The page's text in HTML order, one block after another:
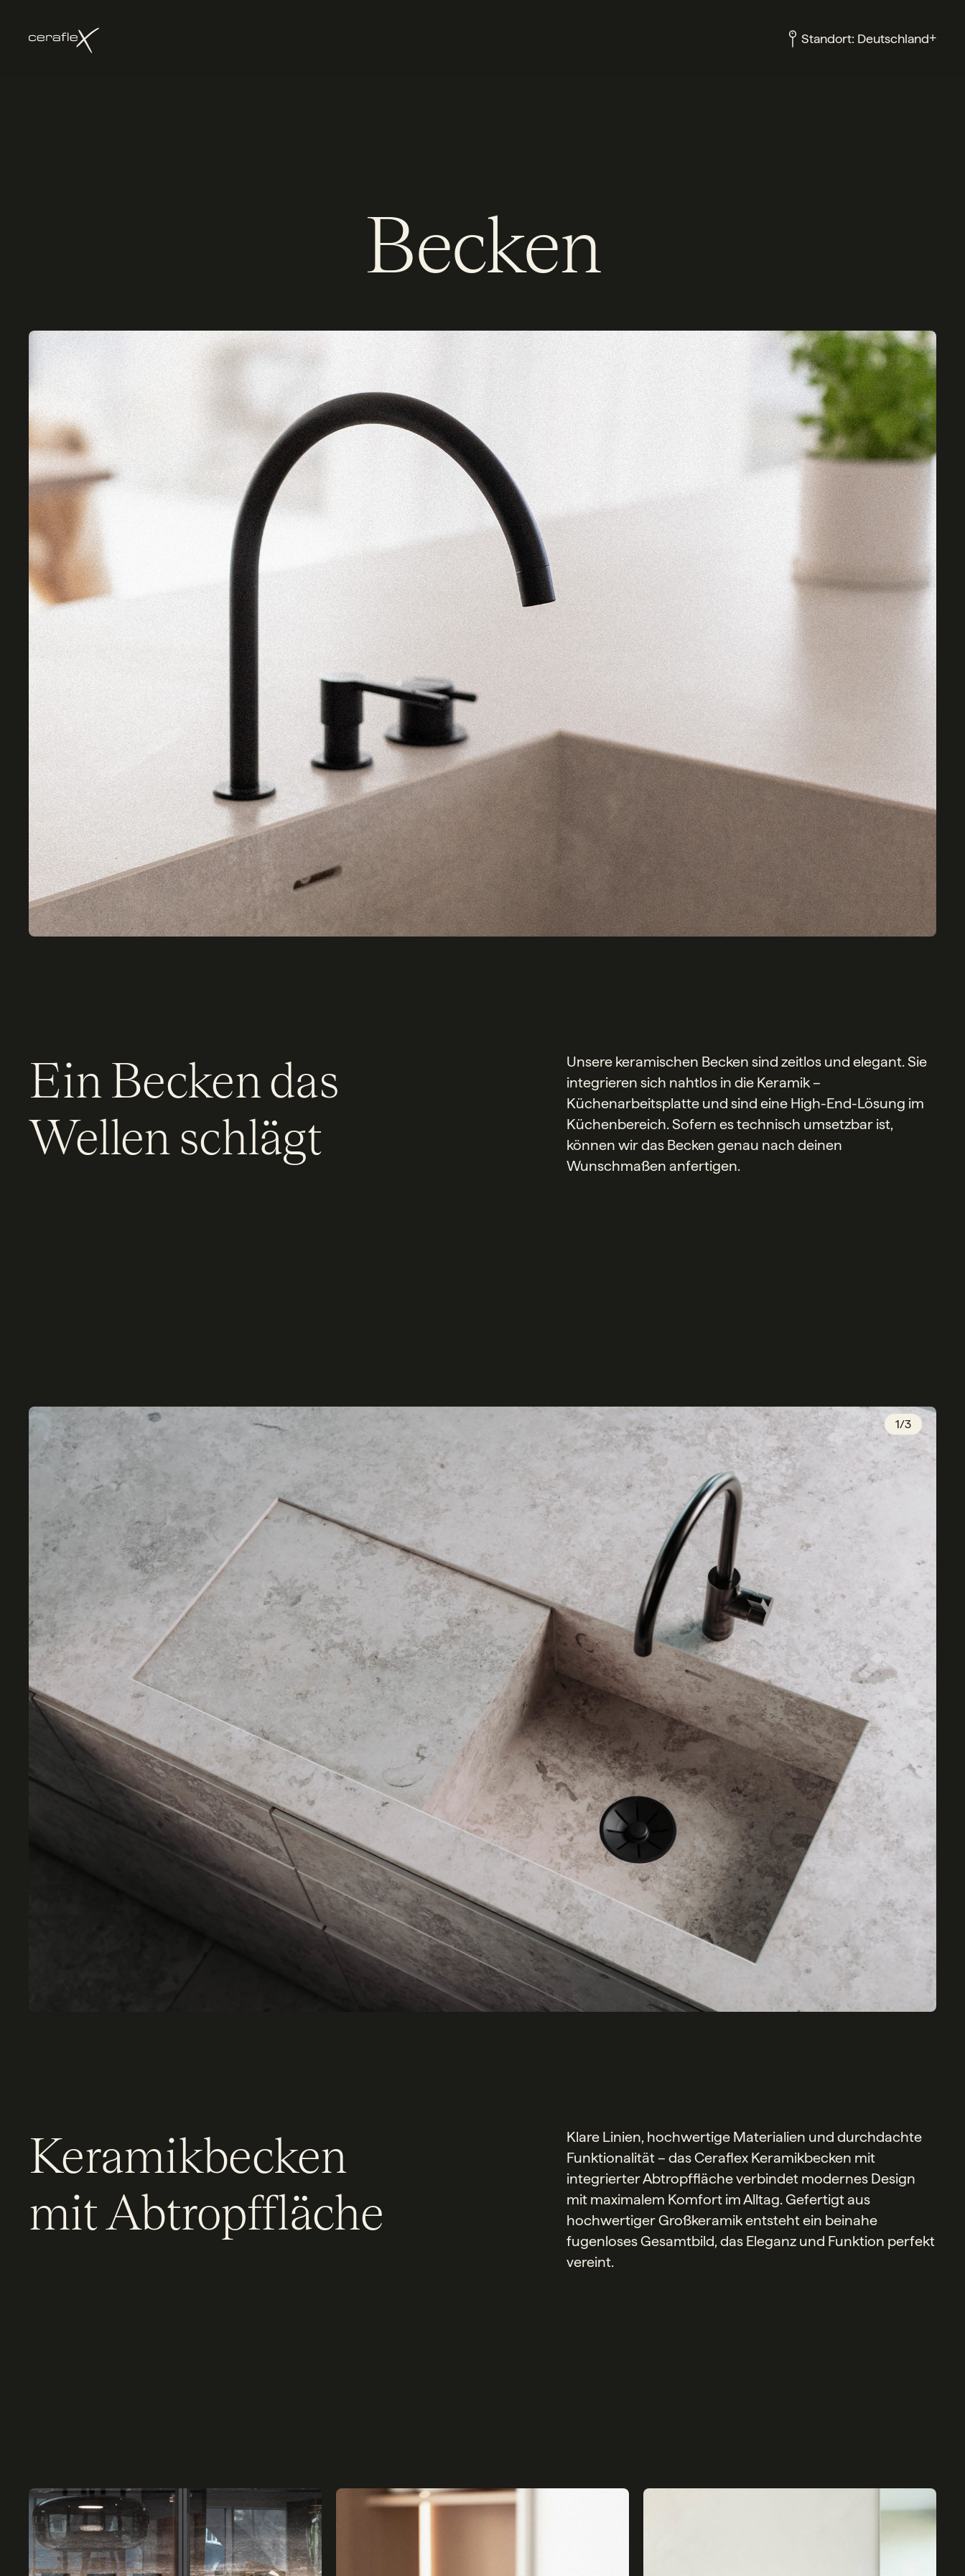
Standort: Deutschland+
Becken
Ein Becken das
Wellen schlägt
Unsere keramischen Becken sind zeitlos und elegant. Sie
integrieren sich nahtlos in die Keramik –
Küchenarbeitsplatte und sind eine High-End-Lösung im
Küchenbereich. Sofern es technisch umsetzbar ist,
können wir das Becken genau nach deinen
Wunschmaßen anfertigen.
1/3
Keramikbecken
mit Abtropffläche
Klare Linien, hochwertige Materialien und durchdachte
Funktionalität – das Ceraflex Keramikbecken mit
integrierter Abtropffläche verbindet modernes Design
mit maximalem Komfort im Alltag. Gefertigt aus
hochwertiger Großkeramik entsteht ein beinahe
fugenloses Gesamtbild, das Eleganz und Funktion perfekt
vereint.